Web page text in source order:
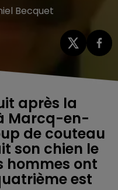
Becquet
après la
Marcq-en-
de couteau
son chien le
hommes ont
est